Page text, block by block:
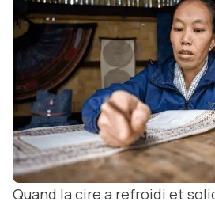
Quand la cire a refroidi et